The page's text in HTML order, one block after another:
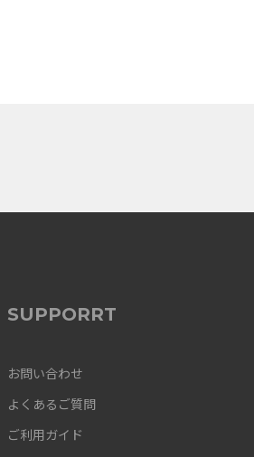
SUPPORRT
お問い合わせ
よくあるご質問
ご利用ガイド